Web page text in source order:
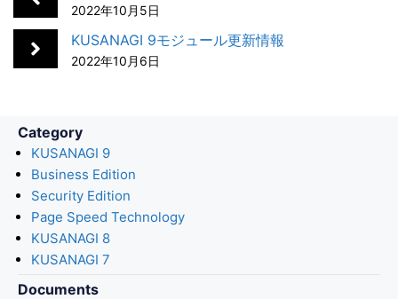
o
d
I
n
a
2022年10月5日
KUSANAGI 9モジュール更新情報
2022年10月6日
Category
KUSANAGI 9
Business Edition
Security Edition
Page Speed Technology
KUSANAGI 8
KUSANAGI 7
Documents